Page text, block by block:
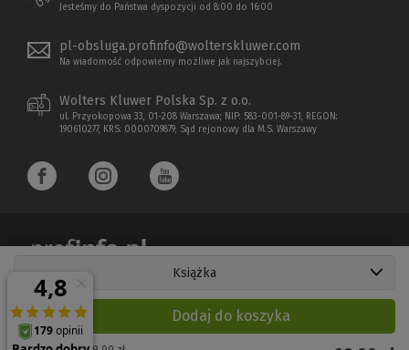
Książka
Dodaj do koszyka
Jesteśmy do Państwa dyspozycji od 8:00 do 16:00
pl-obsluga.profinfo@wolterskluwer.com
Na wiadomość odpowiemy możliwe jak najszybciej.
Wolters Kluwer Polska Sp. z o.o.
ul. Przyokopowa 33, 01-208 Warszawa; NIP: 583-001-89-31, REGON:
190610277, KRS: 0000709879, Sąd rejonowy dla M.S. Warszawy
Copyright 1997 - 2026 Wolters Kluwer Polska Sp. z o.o.
Płatności elektroniczne
(Nowe
(Link